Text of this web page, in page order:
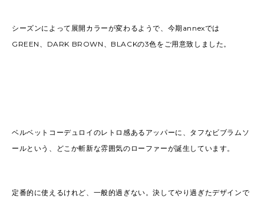
シーズンによって展開カラーが変わるようで、今期annexでは
GREEN、DARK BROWN、BLACKの3色をご用意致しました。
ベルベットコーデュロイのレトロ感あるアッパーに、タフなビブラムソ
ールという、どこか斬新な雰囲気のローファーが誕生しています。
定番的に使えるけれど、一般的過ぎない。決してやり過ぎたデザインで